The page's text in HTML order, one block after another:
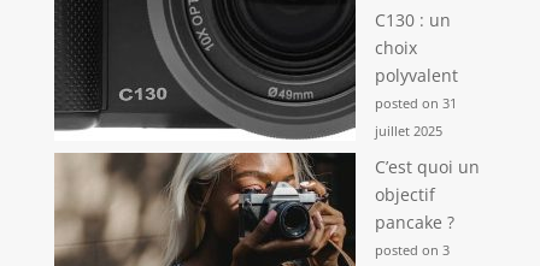
C130 : un
choix
polyvalent
posted on 31
juillet 2025
C’est quoi un
objectif
pancake ?
posted on 3